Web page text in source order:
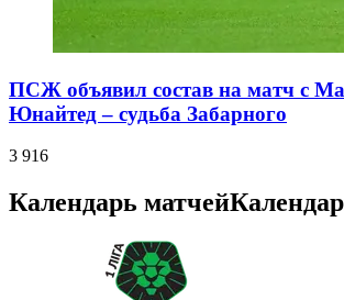
ПСЖ объявил состав на матч с
Юнайтед – судьба Забарного
3 916
Календарь матчей